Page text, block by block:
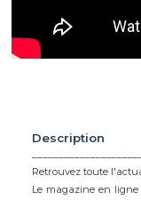
Description
Retrouvez toute
Le magazine en